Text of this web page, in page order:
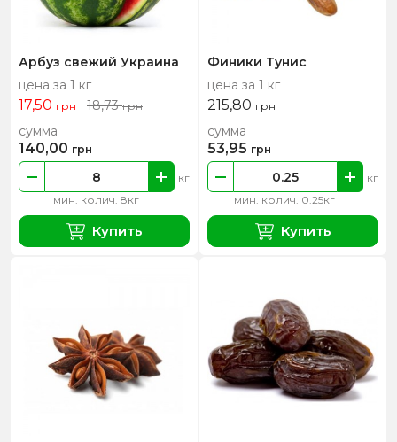
Арбуз свежий Украина
цена за 1 кг
17,50 грн 18,73грн
мин. колич. 8кг
кг
сумма
140,00 грн
Купить
Финики Тунис
цена за 1 кг
215,80 грн
мин. колич. 0.25кг
кг
сумма
53,95 грн
Купить